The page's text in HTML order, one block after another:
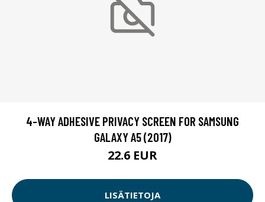
4-WAY ADHESIVE PRIVACY SCREEN FOR SAMSUNG
GALAXY A5 (2017)
22.6 EUR
LISÄTIETOJA